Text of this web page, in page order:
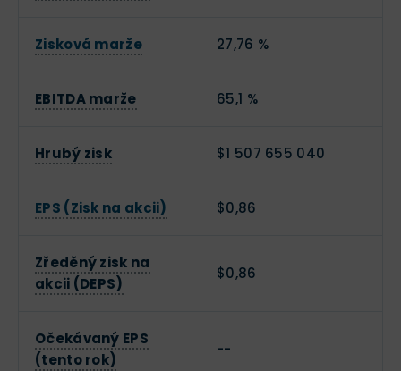
Zisková marže 27,76 %
EBITDA marže 65,1 %
Hrubý zisk $1 507 655 040
EPS (Zisk na akcii) $0,86
Zředěný zisk na
akcii (DEPS)
$0,86
Očekávaný EPS
(tento rok)
--